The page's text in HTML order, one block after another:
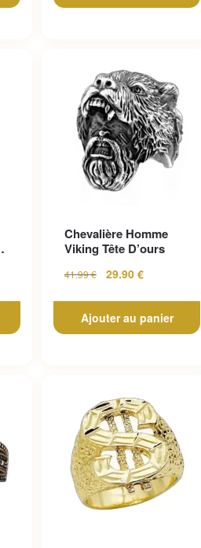
Chevalière Homme
Viking Tête D’ours
41.99€ 29.90 €
Ajouter au panier